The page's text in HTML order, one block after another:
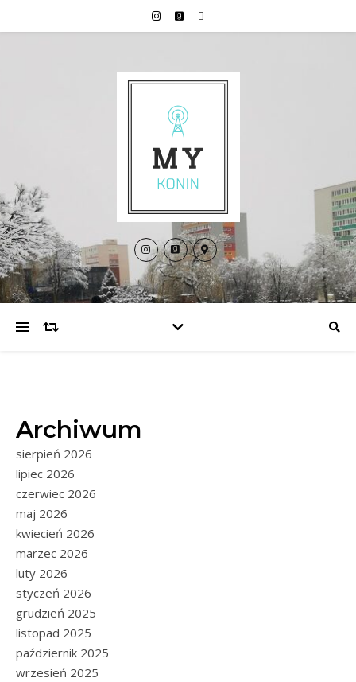
Archiwum
sierpień 2026
lipiec 2026
czerwiec 2026
maj 2026
kwiecień 2026
marzec 2026
luty 2026
styczeń 2026
grudzień 2025
listopad 2025
październik 2025
wrzesień 2025